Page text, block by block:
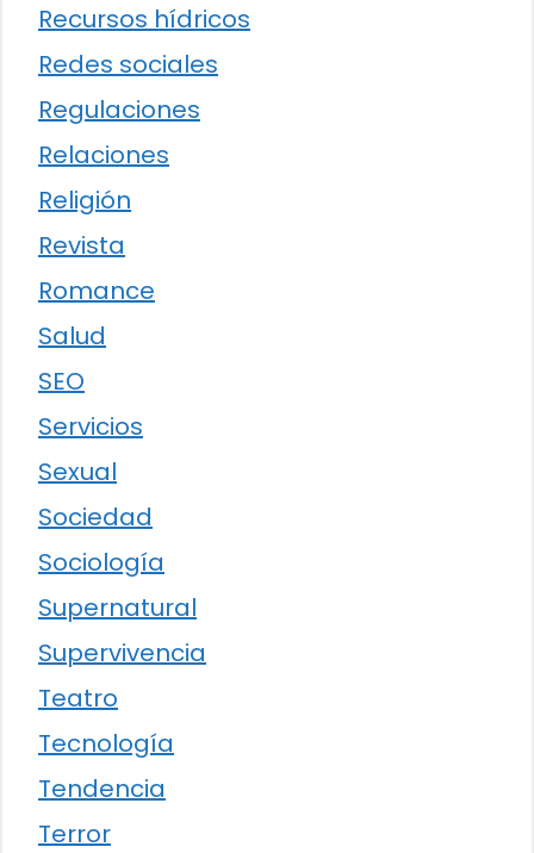
Recursos hídricos
Redes sociales
Regulaciones
Relaciones
Religión
Revista
Romance
Salud
SEO
Servicios
Sexual
Sociedad
Sociología
Supernatural
Supervivencia
Teatro
Tecnología
Tendencia
Terror